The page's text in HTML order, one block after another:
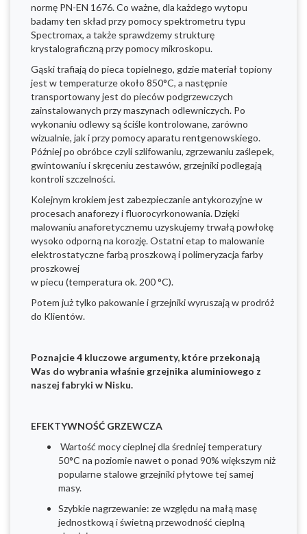
normę PN-EN 1676. Co ważne, dla każdego wytopu
badamy ten skład przy pomocy spektrometru typu
Spectromax, a także sprawdzemy strukturę
krystalograficzną przy pomocy mikroskopu.
Gąski trafiają do pieca topielnego, gdzie materiał topiony
jest w temperaturze około 850°C, a następnie
transportowany jest do pieców podgrzewczych
zainstalowanych przy maszynach odlewniczych. Po
wykonaniu odlewy są ściśle kontrolowane, zarówno
wizualnie, jak i przy pomocy aparatu rentgenowskiego.
Później po obróbce czyli szlifowaniu, zgrzewaniu zaślepek,
gwintowaniu i skręceniu zestawów, grzejniki podlegają
kontroli szczelności.
Kolejnym krokiem jest zabezpieczanie antykorozyjne w
procesach anaforezy i fluorocyrkonowania. Dzięki
malowaniu anaforetycznemu uzyskujemy trwałą powłokę
wysoko odporną na korozję. Ostatni etap to malowanie
elektrostatyczne farbą proszkową i polimeryzacja farby
proszkowej
w piecu (temperatura ok. 200 °C).
Potem już tylko pakowanie i grzejniki wyruszają w prodróż
do Klientów.
Poznajcie 4 kluczowe argumenty, które przekonają
Was do wybrania właśnie grzejnika aluminiowego z
naszej fabryki w Nisku.
EFEKTYWNOŚĆ GRZEWCZA
Wartość mocy cieplnej dla średniej temperatury
50°C na poziomie nawet o ponad 90% większym niż
popularne stalowe grzejniki płytowe tej samej
masy.
Szybkie nagrzewanie: ze względu na małą masę
jednostkową i świetną przewodność cieplną